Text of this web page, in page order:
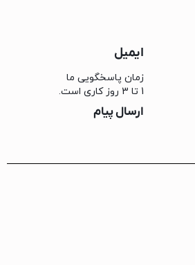
ایمیل
زمان پاسخگویی ما
1 تا 3 روز کاری است.
ارسال پیام